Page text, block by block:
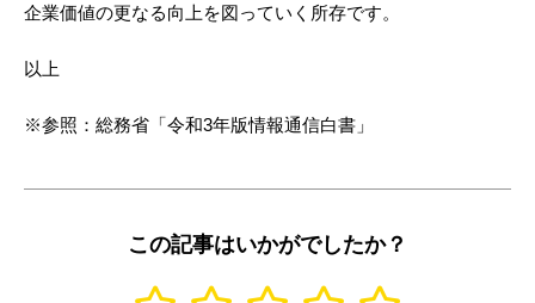
企業価値の更なる向上を図っていく所存です。
以上
※参照：総務省「令和3年版情報通信白書」
この記事はいかがでしたか？